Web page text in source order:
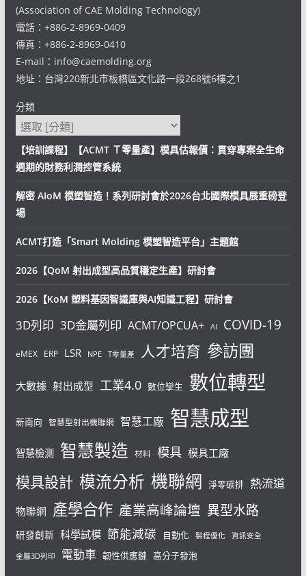
(Association of CAE Molding Technology)
電話：+886-2-8969-0409
傳真：+886-2-8969-0410
E-mail：info@caemolding.org
地址：台灣220新北市板橋區文化路一段268號6樓之1
分類
【培訓課程】【ACMT Ｔ零量產】模具估報價：貫穿專案全生命
週期的財務利潤控管系統
解密 AIoM 模塑智造！系列研討會於2026台北國際模具展重磅登
場
ACMT打造「Smart Molding 模塑智造平台」主題館
2026【QoM 射出成型高品質穩定生產】研討會
2026【KoM 塑料基因智識庫與AI知識工程】研討會
3D列印 3D金屬列印 ACMT/OPCUA+ AI COVID-19
eMEX ERP LSR NPE T零量產 人才培育 參訪團
大數據 射出成型 工業4.0 數位孿生 數位轉型
新南向 智慧型射出機聯網 智慧工廠 智慧成型
智慧檢測 智慧製造 材料 模具 模具工廠
模具設計 模流分析 機聯網 淨零碳排 熱流道
物聯網 產學合作 產業高峰論壇 異型水路
研發創新 科學試模 節能減碳 自動化 製程優化 資訊安全
金屬3D列印 電動車 韌性供應鏈 高分子發泡